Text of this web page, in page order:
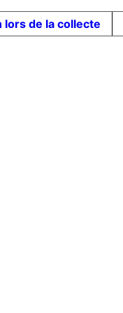
lors de la collecte